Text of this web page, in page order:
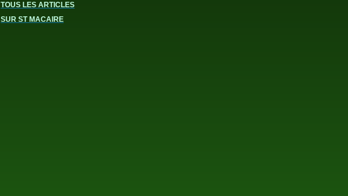
TOUS LES ARTICLES
SUR ST MACAIRE